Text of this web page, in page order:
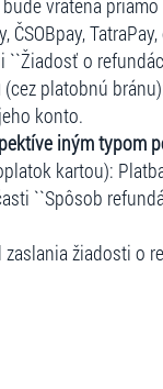
vrátená
ČSOBpay,
o
(cez platobnú
konto.
iným typom
kartou):
``Spôsob
žiadosti o